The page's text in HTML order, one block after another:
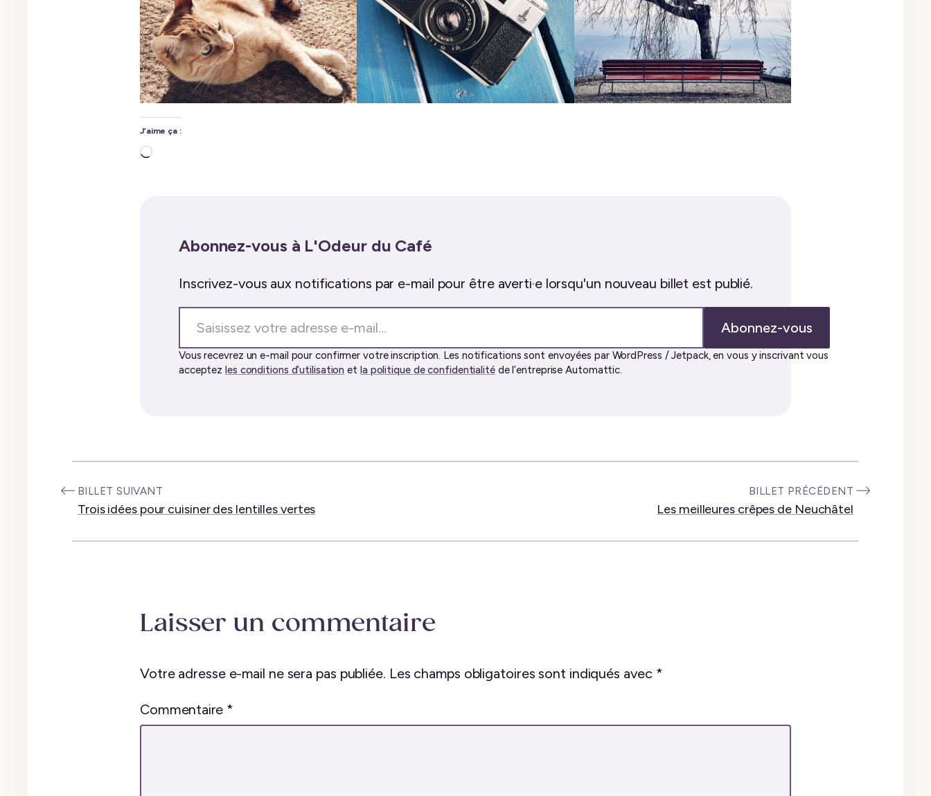
J’aime ça :
Chargement…
Abonnez-vous à L'Odeur du Café
Inscrivez-vous aux notifications par e-mail pour être averti·e lorsqu'un nouveau billet est publié.
votre
adresse
e-
Abonnez-vous
Vous recevrez un e-mail pour confirmer votre inscription. Les notifications sont envoyées par WordPress / Jetpack, en vous y inscrivant vous
acceptezles conditions d’utilisation et la politique de confidentialitéde l’entreprise Automattic.
:BILLET SUIVANT
Trois idées pour cuisiner des lentilles vertes
BILLET PRÉCÉDENT:
Les meilleures crêpes de Neuchâtel
Laisser un commentaire
Votre adresse e-mail ne sera pas publiée. Les champs obligatoires sont indiqués avec *
Commentaire *